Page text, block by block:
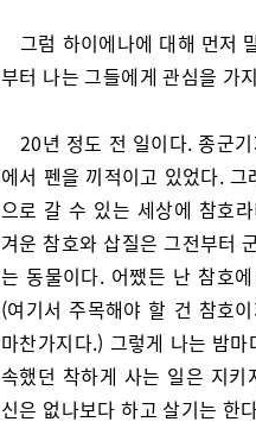
그럼 하이에나에 대해 먼저
부터 나는 그들에게 관심을 가
20년 정도 전 일이다. 종군
에서 펜을 끼적이고 있었다.
으로 갈 수 있는 세상에 참호
겨운 참호와 삽질은 그전부터
는 동물이다. 어쨌든 난 참호
(여기서 주목해야 할 건 참호
마찬가지다.) 그렇게 나는 밤
속했던 착하게 사는 일은 지
신은 없나보다 하고 살기는 한